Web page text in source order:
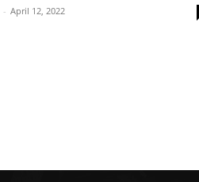
- April 12, 2022